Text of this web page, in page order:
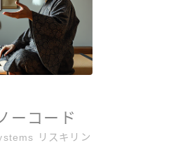
ーコード
リスキリン